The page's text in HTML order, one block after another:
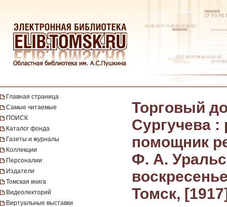
Главная страница
Самые читаемые
ПОИСК
Каталог фонда
Газеты и журналы
Коллекции
Персоналии
Издатели
Томская книга
Видеолекторий
Виртуальные выставки
Торговый
Сургучева
помощник
Ф. А.
Томск,